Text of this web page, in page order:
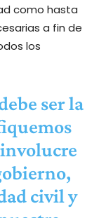
como hasta
a fin de
los
ser la
civil y